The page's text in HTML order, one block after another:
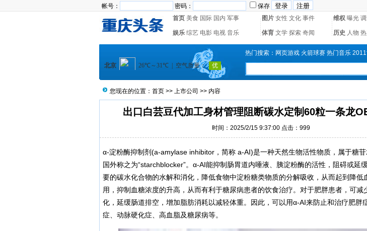
帐号： 密码： 保存
首页 美食 国际 国内 军事 图片 女性 文化 事件 维权 曝光
娱乐 综艺 电影 电视 音乐 体育 文学 探索 奇闻 历史 人物
热门搜索： 网页游戏 火箭球赛 热门音乐
您现在的位置： 首页 >> 上市公司 >> 内容
出口白芸豆代加工身材管理阻断碳水定制60粒一条龙
时间：2025/2/15 9:37:00 点击：999
α-淀粉酶抑制剂(a-amylase inhibitor，简称 a-AI)是一种天然生物活性物质，属于糖苷
国外称之为“starchblocker”。α-AI能抑制肠胃道内唾液、胰淀粉酶的活性，阻碍或延
要的碳水化合物的水解和消化，降低食物中淀粉糖类物质的分解吸收，从而起到降低
用，抑制血糖浓度的升高，从而有利于糖尿病患者的饮食治疗。对于肥胖患者，可减
化，延缓肠道排空，增加脂肪消耗以减轻体重。因此，可以用α-AI来防止和治疗肥胖
症、动脉硬化症、高血脂及糖尿病等。